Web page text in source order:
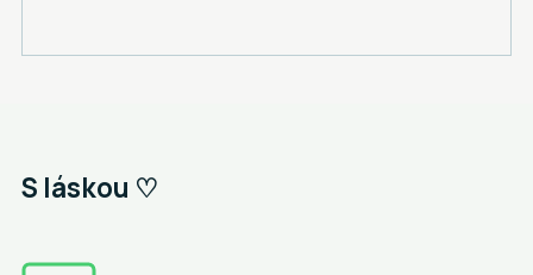
S láskou ♡